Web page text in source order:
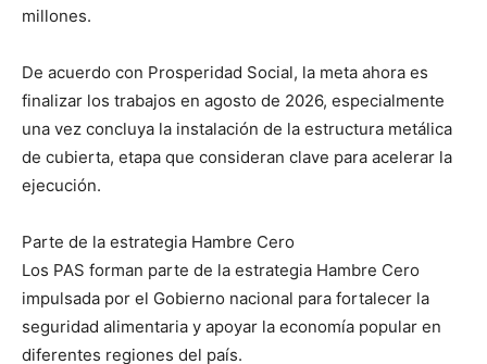
millones.
De acuerdo con Prosperidad Social, la meta ahora es
finalizar los trabajos en agosto de 2026, especialmente
una vez concluya la instalación de la estructura metálica
de cubierta, etapa que consideran clave para acelerar la
ejecución.
Parte de la estrategia Hambre Cero
Los PAS forman parte de la estrategia Hambre Cero
impulsada por el Gobierno nacional para fortalecer la
seguridad alimentaria y apoyar la economía popular en
diferentes regiones del país.